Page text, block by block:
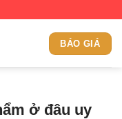
BÁO GIÁ
ở đâu uy